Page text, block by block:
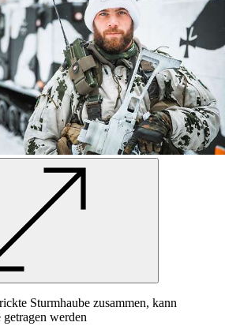
Sturmhaube zusammen, kann
werden